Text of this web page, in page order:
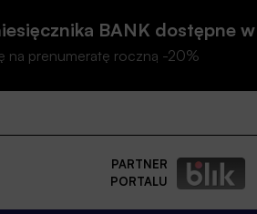
BANK dostępne
na prenumeratę roczną -20%
PARTNER
PORTALU